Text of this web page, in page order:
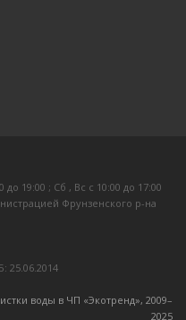
19:00 ; Сб , Вс c 10:00 до 17:00
Фрунзенского р-на
25.06.2014
воды в ЧП «Экотренд», 2009–
2025